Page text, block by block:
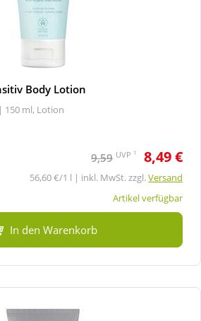
Body Lotion
150 ml, Lotion
9,59 UVP 1 8,49 €
56,60 €/1 l | inkl. MwSt. zzgl.Versand
Artikel verfügbar
In den Warenkorb